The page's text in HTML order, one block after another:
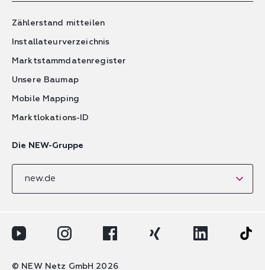
Zählerstand mitteilen
Installateurverzeichnis
Marktstammdatenregister
Unsere Baumap
Mobile Mapping
Marktlokations-ID
Die NEW-Gruppe
new.de
© NEW Netz GmbH 2026
Youtube-LogoInstagram-LogoFacebook-LogoXing-Logo LinkedIn-Logo
Tik-